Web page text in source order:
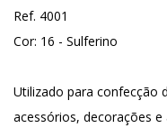
Ref. 4001
Cor: 16 - Sulferino
Utilizado para confecção
acessórios, decorações